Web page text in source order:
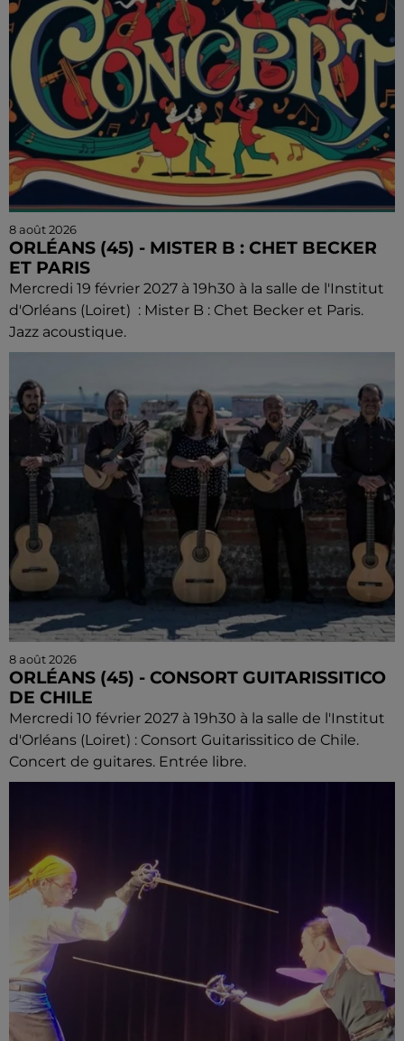
8 août 2026
ORLÉANS (45) - MISTER B : CHET BECKER
ET PARIS
Mercredi 19 février 2027 à 19h30 à la salle de l'Institut
d'Orléans (Loiret) : Mister B : Chet Becker et Paris.
Jazz acoustique.
8 août 2026
ORLÉANS (45) - CONSORT GUITARISSITICO
DE CHILE
Mercredi 10 février 2027 à 19h30 à la salle de l'Institut
d'Orléans (Loiret) : Consort Guitarissitico de Chile.
Concert de guitares. Entrée libre.